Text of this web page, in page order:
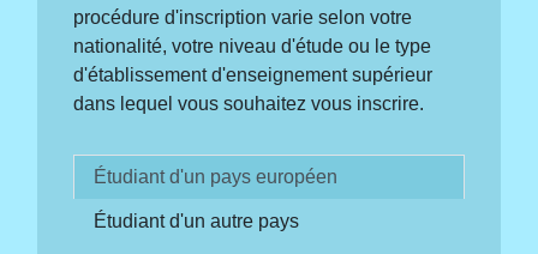
procédure d'inscription varie selon votre
nationalité, votre niveau d'étude ou le type
d'établissement d'enseignement supérieur
dans lequel vous souhaitez vous inscrire.
Étudiant d'un pays européen
Étudiant d'un autre pays